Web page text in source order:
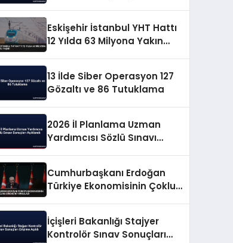
Eskişehir İstanbul YHT Hattı
12 Yılda 63 Milyona Yakın
13 İlde Siber Operasyon 127
Gözaltı ve 86 Tutuklama
2026 İl Planlama Uzman
Yardımcısı Sözlü Sınavı
Cumhurbaşkanı Erdoğan
Türkiye Ekonomisinin Çoklu
İçişleri Bakanlığı Stajyer
Kontrolör Sınav Sonuçları